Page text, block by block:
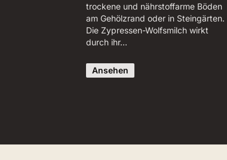
trockene und nährstoffarme Böden
am Gehölzrand oder in Steingärten.
Die Zypressen-Wolfsmilch wirkt
durch ihr…
Ansehen